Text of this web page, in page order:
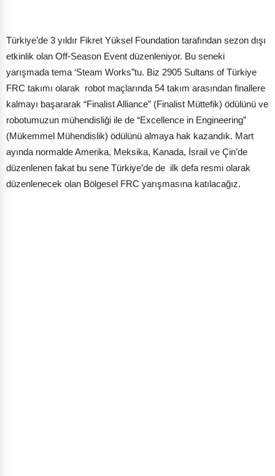
Türkiye’de 3 yıldır Fikret Yüksel Foundation tarafından sezon dışı
etkinlik olan Off-Season Event düzenleniyor. Bu seneki
yarışmada tema ‘Steam Works”tu. Biz 2905 Sultans of Türkiye
FRC takımı olarak robot maçlarında 54 takım arasından finallere
kalmayı başararak “Finalist Alliance” (Finalist Müttefik) ödülünü ve
robotumuzun mühendisliği ile de “Excellence in Engineering”
(Mükemmel Mühendislik) ödülünü almaya hak kazandık. Mart
ayında normalde Amerika, Meksika, Kanada, İsrail ve Çin’de
düzenlenen fakat bu sene Türkiye’de de ilk defa resmi olarak
düzenlenecek olan Bölgesel FRC yarışmasına katılacağız.